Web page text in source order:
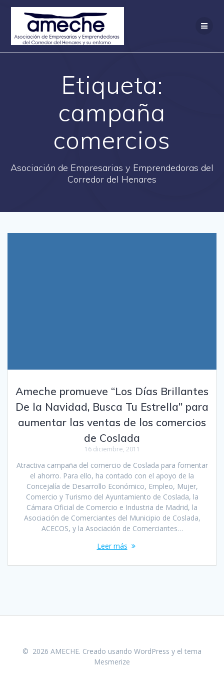
Saltar
Etiqueta:
campaña
comercios
Asociación de Empresarias y Emprendedoras del
Corredor del Henares
Ameche promueve “Los Días Brillantes
De la Navidad, Busca Tu Estrella” para
aumentar las ventas de los comercios
de Coslada
16 diciembre, 2011
Atractiva campaña del comercio de Coslada para fomentar
el ahorro. Para ello, ha contado con el apoyo de la
Concejalía de Desarrollo Económico, Empleo, Mujer,
Comercio y Turismo del Ayuntamiento de Coslada, la
Cámara Oficial de Comercio e Industria de Madrid, la
Asociación de Comerciantes del Municipio de Coslada,
ACECOS, y la Asociación de Comerciantes…
Leer más
© 2026 AMECHE. Creado usando WordPress y el tema
Mesmerize